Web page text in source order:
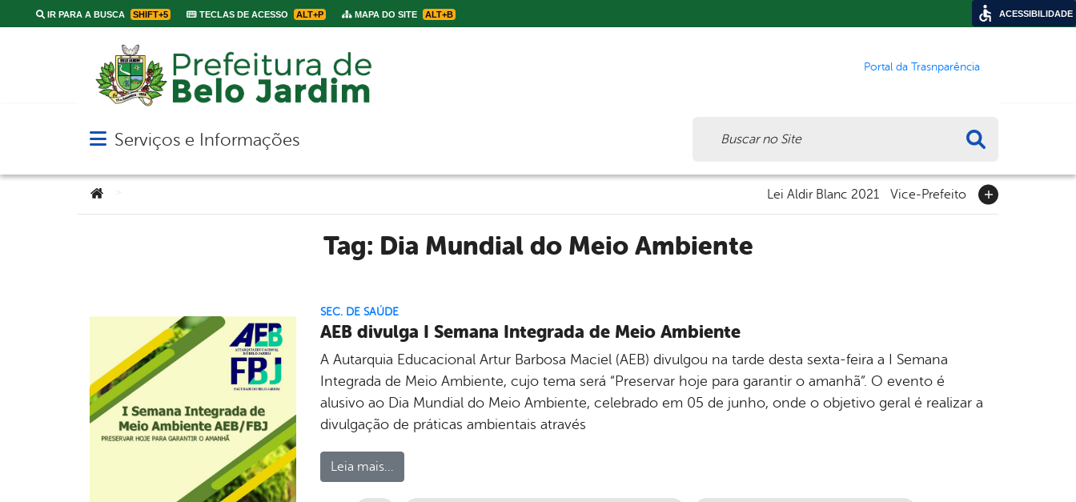
IR PARA A BUSCA SHIFT+5 TECLAS DE ACESSO ALT+P MAPA DO SITE ALT+B
Portal da Trasnparência
Abrir menu principal de navegação
Serviços e Informações
Você está aqui: Lei Aldir Blanc 2021 Vice-Prefeito
Tag: Dia Mundial do Meio Ambiente
SEC. DE SAÚDE
AEB divulga I Semana Integrada de Meio Ambiente
A Autarquia Educacional Artur Barbosa Maciel (AEB) divulgou na tarde desta sexta-feira a I Semana
Integrada de Meio Ambiente, cujo tema será “Preservar hoje para garantir o amanhã”. O evento é
alusivo ao Dia Mundial do Meio Ambiente, celebrado em 05 de junho, onde o objetivo geral é realizar a
divulgação de práticas ambientais através
Leia mais...
ACESSIBILIDADE